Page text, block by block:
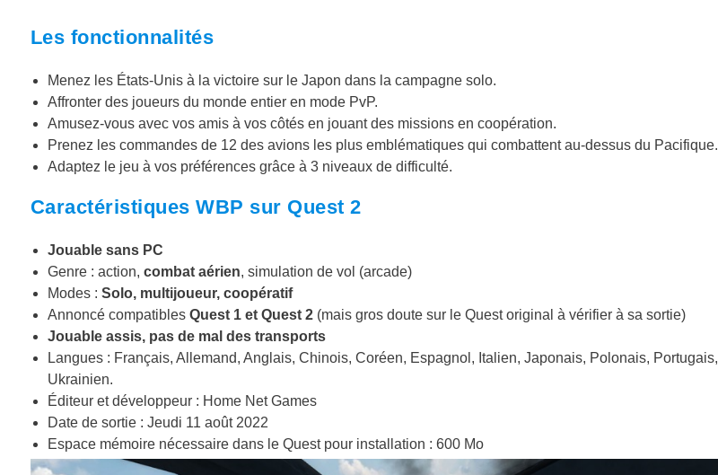
Les fonctionnalités
Menez les États-Unis à la victoire sur le Japon dans la campagne solo.
Affronter des joueurs du monde entier en mode PvP.
Amusez-vous avec vos amis à vos côtés en jouant des missions en coopération.
Prenez les commandes de 12 des avions les plus emblématiques qui combattent au-dessus du Pacifique.
Adaptez le jeu à vos préférences grâce à 3 niveaux de difficulté.
Caractéristiques WBP sur Quest 2
Jouable sans PC
Genre : action, combat aérien, simulation de vol (arcade)
Modes : Solo, multijoueur, coopératif
Annoncé compatibles Quest 1 et Quest 2(mais gros doute sur le Quest original à vérifier à sa sortie)
Jouable assis, pas de mal des transports
Langues : Français, Allemand, Anglais, Chinois, Coréen, Espagnol, Italien, Japonais, Polonais, Portugais,
Ukrainien.
Éditeur et développeur : Home Net Games
Date de sortie : Jeudi 11 août 2022
Espace mémoire nécessaire dans le Quest pour installation : 600 Mo